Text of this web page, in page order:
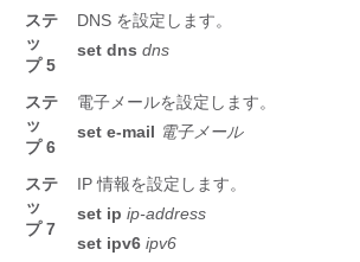
ステ
ッ
プ 5
DNS を設定します。
set dns dns
ステ
ッ
プ 6
電子メールを設定します。
set e-mail 電子メール
ステ
ッ
プ 7
IP 情報を設定します。
set ip ip-address
set ipv6 ipv6